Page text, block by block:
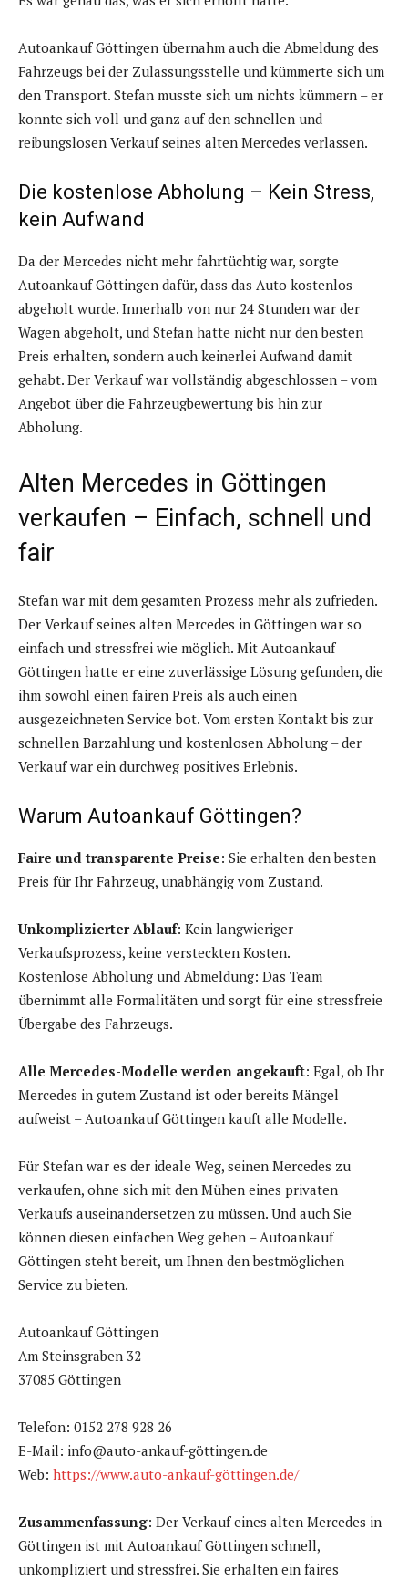
Autoankauf Göttingen übernahm auch die Abmeldung des
Fahrzeugs bei der Zulassungsstelle und kümmerte sich um
den Transport. Stefan musste sich um nichts kümmern – er
konnte sich voll und ganz auf den schnellen und
reibungslosen Verkauf seines alten Mercedes verlassen.
Die kostenlose Abholung – Kein Stress,
kein Aufwand
Da der Mercedes nicht mehr fahrtüchtig war, sorgte
Autoankauf Göttingen dafür, dass das Auto kostenlos
abgeholt wurde. Innerhalb von nur 24 Stunden war der
Wagen abgeholt, und Stefan hatte nicht nur den besten
Preis erhalten, sondern auch keinerlei Aufwand damit
gehabt. Der Verkauf war vollständig abgeschlossen – vom
Angebot über die Fahrzeugbewertung bis hin zur
Abholung.
Alten Mercedes in Göttingen
verkaufen – Einfach, schnell und
fair
Stefan war mit dem gesamten Prozess mehr als zufrieden.
Der Verkauf seines alten Mercedes in Göttingen war so
einfach und stressfrei wie möglich. Mit Autoankauf
Göttingen hatte er eine zuverlässige Lösung gefunden, die
ihm sowohl einen fairen Preis als auch einen
ausgezeichneten Service bot. Vom ersten Kontakt bis zur
schnellen Barzahlung und kostenlosen Abholung – der
Verkauf war ein durchweg positives Erlebnis.
Warum Autoankauf Göttingen?
Faire und transparente Preise: Sie erhalten den besten
Preis für Ihr Fahrzeug, unabhängig vom Zustand.
Unkomplizierter Ablauf: Kein langwieriger
Verkaufsprozess, keine versteckten Kosten.
Kostenlose Abholung und Abmeldung: Das Team
übernimmt alle Formalitäten und sorgt für eine stressfreie
Übergabe des Fahrzeugs.
Alle Mercedes-Modelle werden angekauft: Egal, ob Ihr
Mercedes in gutem Zustand ist oder bereits Mängel
aufweist – Autoankauf Göttingen kauft alle Modelle.
Für Stefan war es der ideale Weg, seinen Mercedes zu
verkaufen, ohne sich mit den Mühen eines privaten
Verkaufs auseinandersetzen zu müssen. Und auch Sie
können diesen einfachen Weg gehen – Autoankauf
Göttingen steht bereit, um Ihnen den bestmöglichen
Service zu bieten.
Autoankauf Göttingen
Am Steinsgraben 32
37085 Göttingen
Telefon: 0152 278 928 26
E-Mail: info@auto-ankauf-göttingen.de
Web: https://www.auto-ankauf-göttingen.de/
Zusammenfassung: Der Verkauf eines alten Mercedes in
Göttingen ist mit Autoankauf Göttingen schnell,
unkompliziert und stressfrei. Sie erhalten ein faires